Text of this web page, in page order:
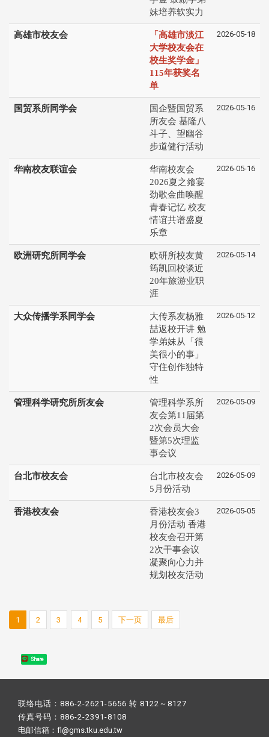
妹培养软实力
高雄市校友会
「高雄市淡江
大学校友会在
校生奖学金」
115年获奖名
单
2026-05-18
国贸系所同学会
国企暨国贸系
所友会 基隆八
斗子、望幽谷
步道健行活动
2026-05-16
华南校友联谊会
华南校友会
2026夏之飨宴
劲歌金曲唤醒
青春记忆 校友
情谊共谱盛夏
乐章
2026-05-16
欧洲研究所同学会
欧研所校友黄
筠凯回校谈近
20年旅游业职
涯
2026-05-14
大众传播学系同学会
大传系友杨雅
喆返校开讲 勉
学弟妹从「很
美很小的事」
守住创作独特
性
2026-05-12
管理科学研究所所友会
管理科学系所
友会第11届第
2次会员大会
暨第5次理监
事会议
2026-05-09
台北市校友会
台北市校友会
5月份活动
2026-05-09
香港校友会
香港校友会3
月份活动 香港
校友会召开第
2次干事会议
凝聚向心力并
规划校友活动
2026-05-05
1 2 3 4 5 下一页 最后
Share
联络电话：886-2-2621-5656 转 8122～8127
传真号码：886-2-2391-8108
电邮信箱：fl@gms.tku.edu.tw